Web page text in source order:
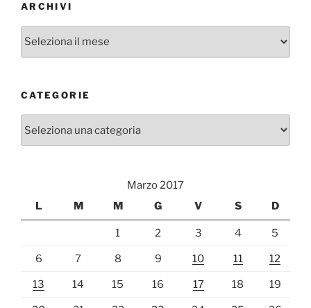
ARCHIVI
Archivi
CATEGORIE
Marzo 2017
L
M M G V S D
1 2 3 4 5
6 7 8 9 10 11 12
13 14 15 16 17 18 19